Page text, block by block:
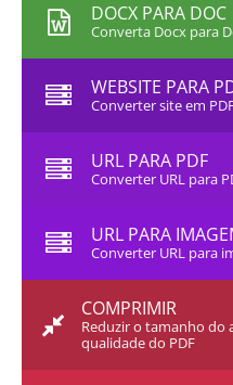
DOCX PARA DOC
Converta Docx para
WEBSITE PARA
Converter site em
URL PARA PDF
Converter URL para
URL PARA
Converter URL para
COMPRIMIR
Reduzir o tamanho do
qualidade do PDF